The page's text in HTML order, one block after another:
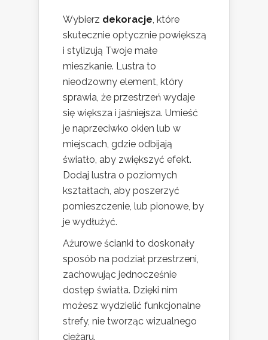
Wybierz dekoracje, które
skutecznie optycznie powiększą
i stylizują Twoje małe
mieszkanie. Lustra to
nieodzowny element, który
sprawia, że przestrzeń wydaje
się większa i jaśniejsza. Umieść
je naprzeciwko okien lub w
miejscach, gdzie odbijają
światło, aby zwiększyć efekt.
Dodaj lustra o poziomych
kształtach, aby poszerzyć
pomieszczenie, lub pionowe, by
je wydłużyć.
Ażurowe ścianki to doskonały
sposób na podział przestrzeni,
zachowując jednocześnie
dostęp światła. Dzięki nim
możesz wydzielić funkcjonalne
strefy, nie tworząc wizualnego
ciężaru.